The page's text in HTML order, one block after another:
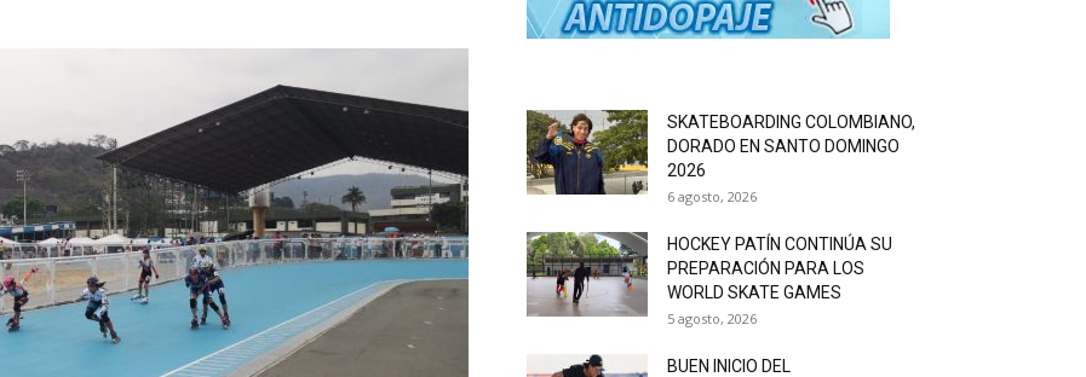
SKATEBOARDING COLOMBIANO,
DORADO EN SANTO DOMINGO
2026
6 agosto, 2026
HOCKEY PATÍN CONTINÚA SU
PREPARACIÓN PARA LOS
WORLD SKATE GAMES
5 agosto, 2026
BUEN INICIO DEL